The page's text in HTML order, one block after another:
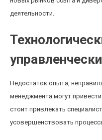
деятельности.
Недостаток опыта,
менеджмента могут
стоит привлекать
усовершенствовать